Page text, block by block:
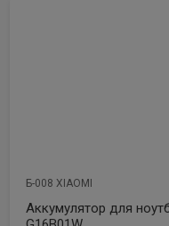
Б-008 XIAOMI
Аккумулятор для